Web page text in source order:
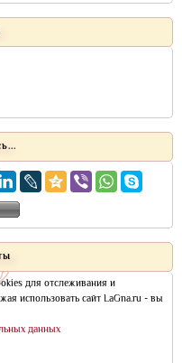
для отслеживания и
использовать сайт LaGna.ru - вы
данных